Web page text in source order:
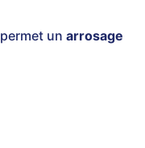
un arrosage